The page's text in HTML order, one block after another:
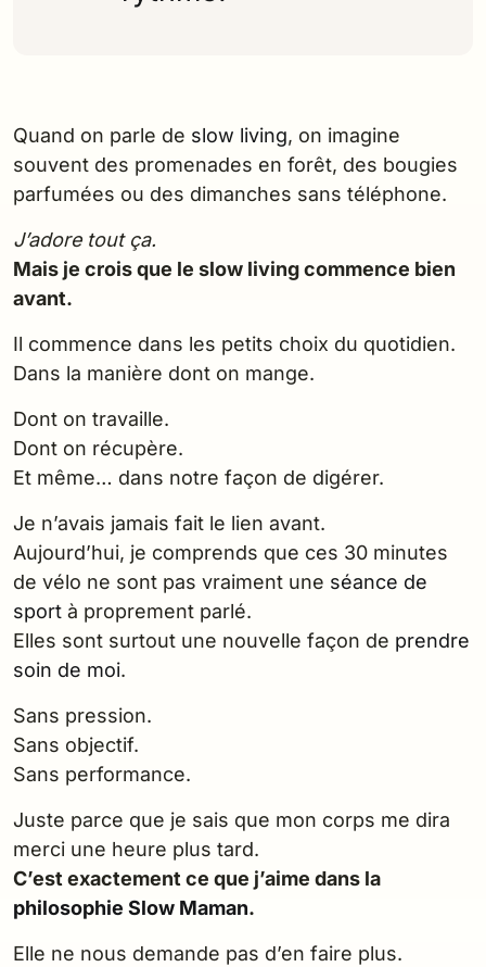
Quand on parle de slow living, on imagine
souvent des promenades en forêt, des bougies
parfumées ou des dimanches sans téléphone.
J’adore tout ça.
Mais je crois que le slow living commence bien
avant.
Il commence dans les petits choix du quotidien.
Dans la manière dont on mange.
Dont on travaille.
Dont on récupère.
Et même… dans notre façon de digérer.
Je n’avais jamais fait le lien avant.
Aujourd’hui, je comprends que ces 30 minutes
de vélo ne sont pas vraiment une séance de
sport à proprement parlé.
Elles sont surtout une nouvelle façon de prendre
soin de moi.
Sans pression.
Sans objectif.
Sans performance.
Juste parce que je sais que mon corps me dira
merci une heure plus tard.
C’est exactement ce que j’aime dans la
philosophie Slow Maman.
Elle ne nous demande pas d’en faire plus.